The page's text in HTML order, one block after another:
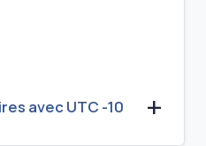
avec UTC -10